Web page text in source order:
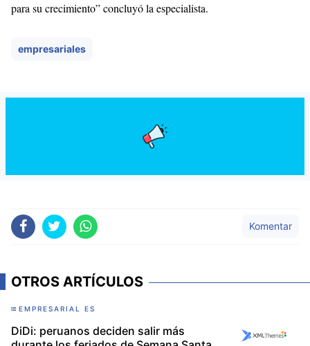
para su crecimiento” concluyó la especialista.
empresariales
Komentar
OTROS ARTÍCULOS
EMPRESARIAL ES
DiDi: peruanos deciden salir más